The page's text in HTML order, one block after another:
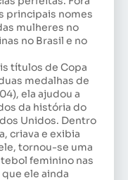
principais nomes
mulheres no
no Brasil e no
títulos de Copa
medalhas de
ela ajudou a
da história do
Unidos. Dentro
criava e exibia
tornou-se uma
feminino nas
ele ainda